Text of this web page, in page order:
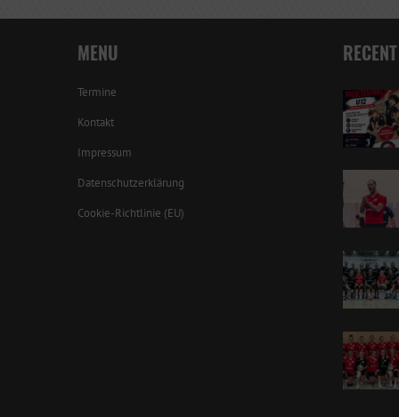
MENU
Termine
Kontakt
Impressum
Datenschutzerklärung
Cookie-Richtlinie (EU)